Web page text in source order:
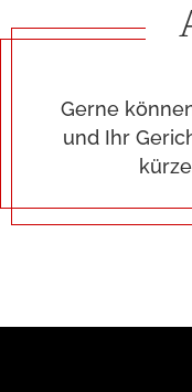
Gerne
und Ihr